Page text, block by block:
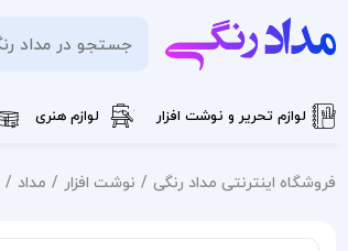
لوازم تحریر و نوشت افزار لوازم هنری
فروشگاه اینترنتی مداد رنگی نوشت افزار مداد